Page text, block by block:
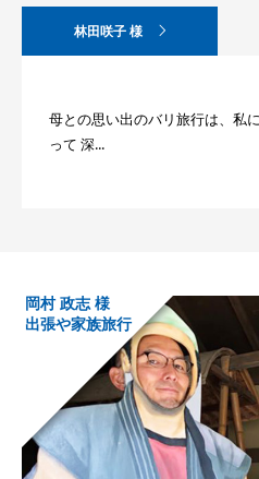
林田咲子 様
母との思い出のバリ旅行は、私
って 深...
岡村 政志 様
出張や家族旅行